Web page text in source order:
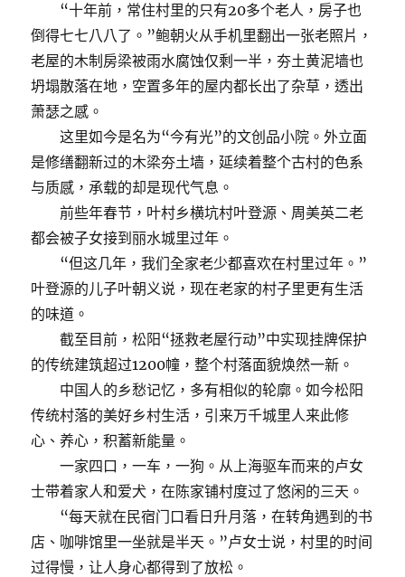
“十年前，常住村里的只有20多个老人，房子也
倒得七七八八了。”鲍朝火从手机里翻出一张老照片，
老屋的木制房梁被雨水腐蚀仅剩一半，夯土黄泥墙也
坍塌散落在地，空置多年的屋内都长出了杂草，透出
萧瑟之感。
这里如今是名为“今有光”的文创品小院。外立面
是修缮翻新过的木梁夯土墙，延续着整个古村的色系
与质感，承载的却是现代气息。
前些年春节，叶村乡横坑村叶登源、周美英二老
都会被子女接到丽水城里过年。
“但这几年，我们全家老少都喜欢在村里过年。”
叶登源的儿子叶朝义说，现在老家的村子里更有生活
的味道。
截至目前，松阳“拯救老屋行动”中实现挂牌保护
的传统建筑超过1200幢，整个村落面貌焕然一新。
中国人的乡愁记忆，多有相似的轮廓。如今松阳
传统村落的美好乡村生活，引来万千城里人来此修
心、养心，积蓄新能量。
一家四口，一车，一狗。从上海驱车而来的卢女
士带着家人和爱犬，在陈家铺村度过了悠闲的三天。
“每天就在民宿门口看日升月落，在转角遇到的书
店、咖啡馆里一坐就是半天。”卢女士说，村里的时间
过得慢，让人身心都得到了放松。